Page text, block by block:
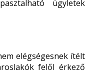
ügyletek
elégségesnek ítélt
felől érkező